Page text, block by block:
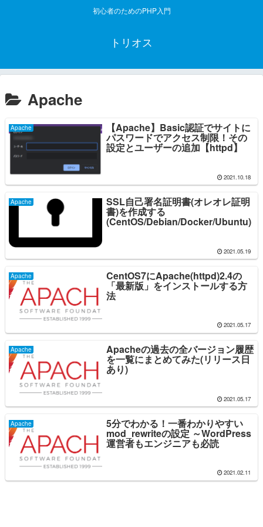
初心者のためのPHP入門
トリオス
Apache
Apache 【Apache】Basic認証でサイトに
パスワードでアクセス制限！その
設定とユーザーの追加【httpd】
2021.10.18
Apache SSL自己署名証明書(オレオレ証明
書)を作成する
(CentOS/Debian/Docker/Ubuntu)
2021.05.19
Apache CentOS7にApache(httpd)2.4の
「最新版」をインストールする方
法
2021.05.17
Apache Apacheの過去の全バージョン履歴
を一覧にまとめてみた(リリース日
あり)
2021.05.17
Apache 5分でわかる！一番わかりやすい
mod_rewriteの設定 ～WordPress
運営者もエンジニアも必読
2021.02.11